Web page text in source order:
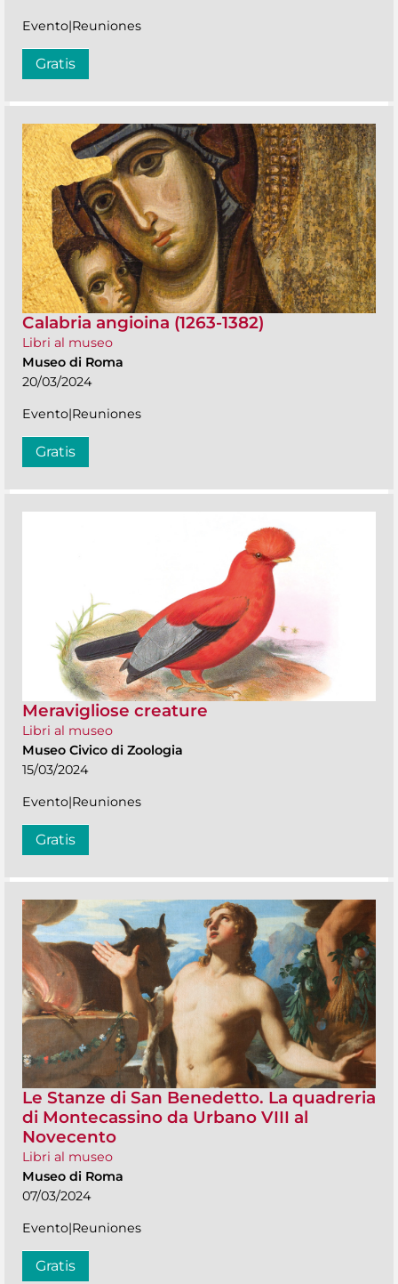
Evento|Reuniones
Gratis
Calabria angioina (1263-1382)
Libri al museo
Museo di Roma
20/03/2024
Evento|Reuniones
Gratis
Meravigliose creature
Libri al museo
Museo Civico di Zoologia
15/03/2024
Evento|Reuniones
Gratis
Le Stanze di San Benedetto. La quadreria
di Montecassino da Urbano VIII al
Novecento
Libri al museo
Museo di Roma
07/03/2024
Evento|Reuniones
Gratis